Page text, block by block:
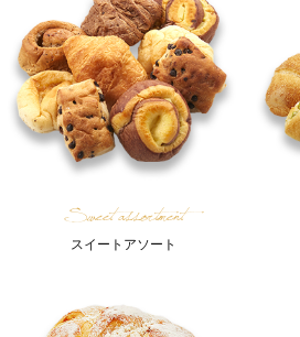
Sweet assortment
スイートアソート